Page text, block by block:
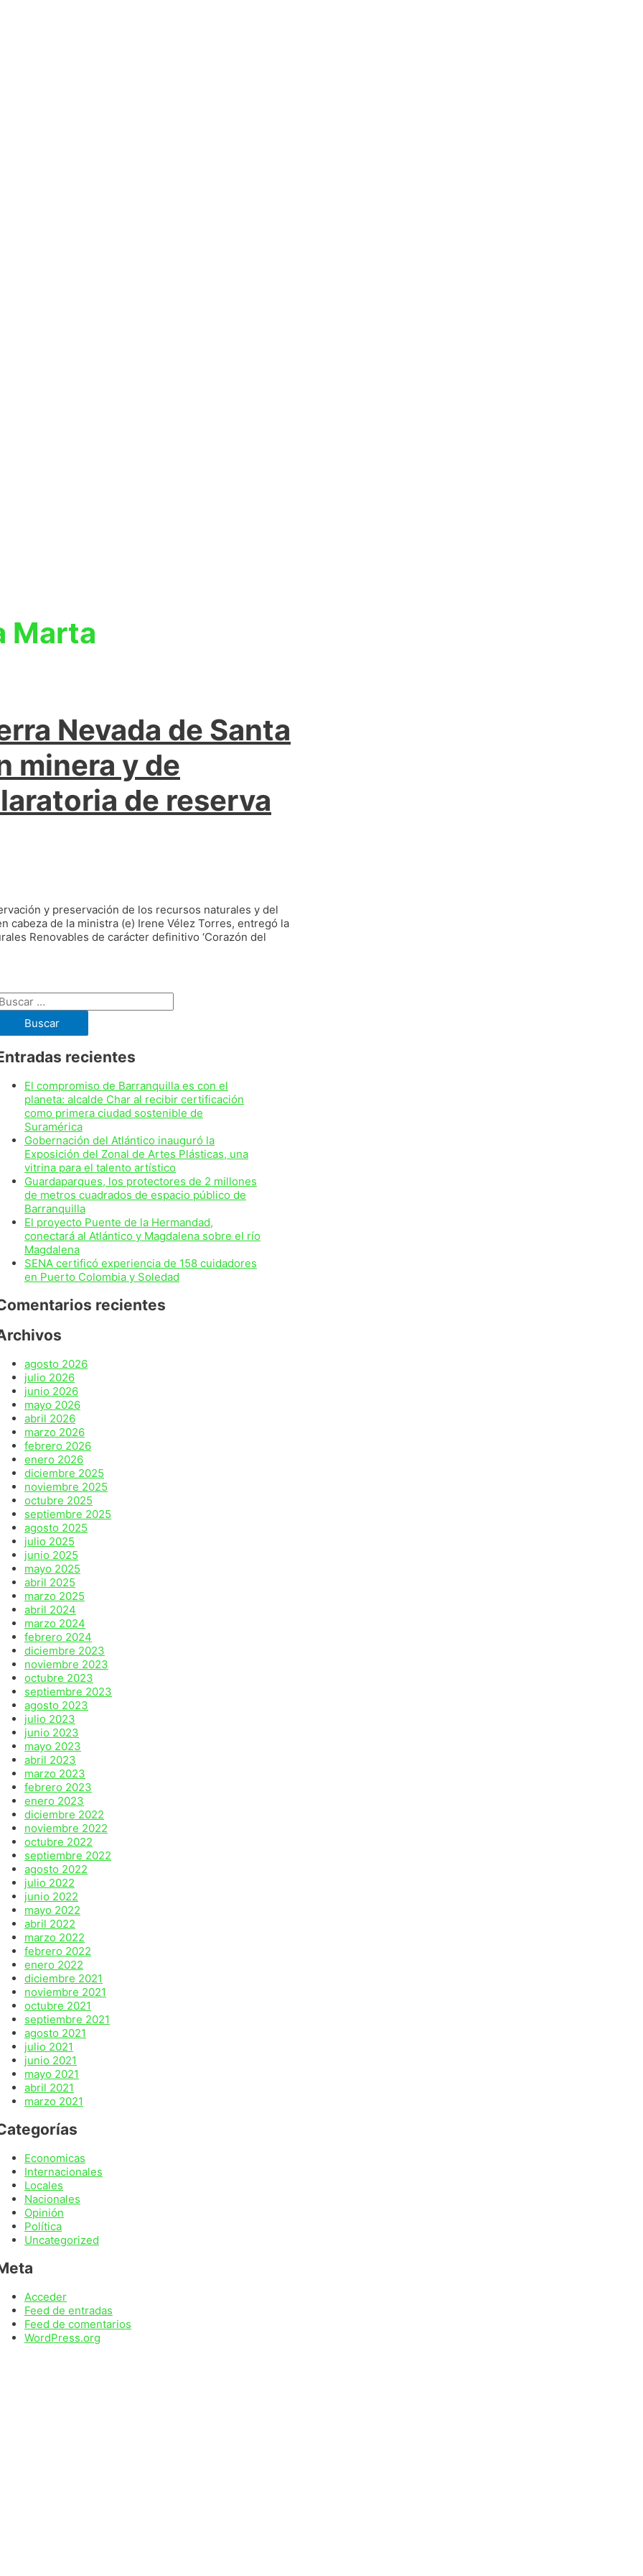
Marta
Nevada de Santa
minera y de
de reserva
y preservación de los recursos naturales y del
cabeza de la ministra (e) Irene Vélez Torres, entregó la
Renovables de carácter definitivo ‘Corazón del
Buscar:
recientes
El compromiso de Barranquilla es con el
planeta: alcalde Char al recibir certificación
como primera ciudad sostenible de
Suramérica
Gobernación del Atlántico inauguró la
Exposición del Zonal de Artes Plásticas, una
vitrina para el talento artístico
Guardaparques, los protectores de 2 millones
de metros cuadrados de espacio público de
Barranquilla
El proyecto Puente de la Hermandad,
conectará al Atlántico y Magdalena sobre el río
Magdalena
SENA certificó experiencia de 158 cuidadores
en Puerto Colombia y Soledad
recientes
agosto 2026
julio 2026
junio 2026
mayo 2026
abril 2026
marzo 2026
febrero 2026
enero 2026
diciembre 2025
noviembre 2025
octubre 2025
septiembre 2025
agosto 2025
julio 2025
junio 2025
mayo 2025
abril 2025
marzo 2025
abril 2024
marzo 2024
febrero 2024
diciembre 2023
noviembre 2023
octubre 2023
septiembre 2023
agosto 2023
julio 2023
junio 2023
mayo 2023
abril 2023
marzo 2023
febrero 2023
enero 2023
diciembre 2022
noviembre 2022
octubre 2022
septiembre 2022
agosto 2022
julio 2022
junio 2022
mayo 2022
abril 2022
marzo 2022
febrero 2022
enero 2022
diciembre 2021
noviembre 2021
octubre 2021
septiembre 2021
agosto 2021
julio 2021
junio 2021
mayo 2021
abril 2021
marzo 2021
Economicas
Internacionales
Locales
Nacionales
Opinión
Política
Uncategorized
Acceder
Feed de entradas
Feed de comentarios
WordPress.org